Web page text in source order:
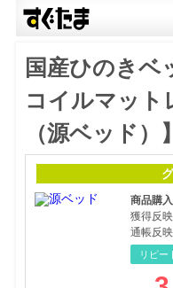
国産ひのきベ
コイルマット
（源ベッド）】
商品購入
獲得反映
通帳反映
リピー